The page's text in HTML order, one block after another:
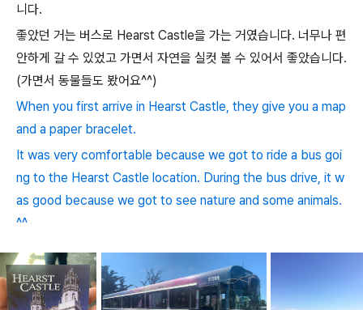
니다.
좋았던 거는 버스로 Hearst Castle을 가는 거였습니다. 너무나 편
안하게 갈 수 있었고 가면서 자연을 실컷 볼 수 있어서 좋았습니다.
(가면서 동물들도 봤어요^^)
When you first arrive in Hearst Castle, they give you a map
and a paper bracelet.
It was very comfortable because we got to ride a bus goi
ng to the Hearst Castle location. During the bus drive, it w
as good because we got to see nature and some animals.
^^